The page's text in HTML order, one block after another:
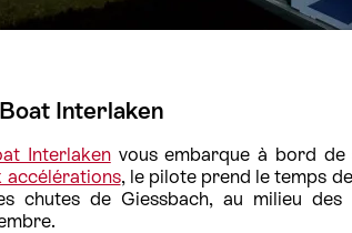
Interlaken
Interlakenvous embarque à bord de
accélérations, le pilote prend le temps
chutes de Giessbach, au milieu des